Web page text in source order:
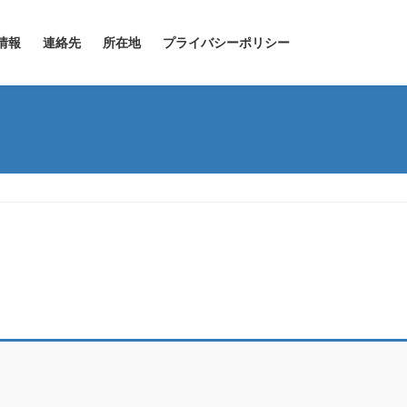
報 連絡先 所在地 プライバシーポリシー